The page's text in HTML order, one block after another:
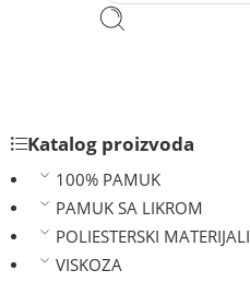
Katalog proizvoda
100% PAMUK
PAMUK SA LIKROM
POLIESTERSKI MATERIJALI
VISKOZA